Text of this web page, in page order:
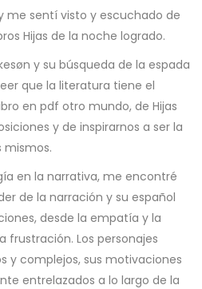
sentí visto y escuchado de
Hijas de la noche logrado.
y su búsqueda de la espada
que la literatura tiene el
en pdf otro mundo, de Hijas
y de inspirarnos a ser la
mismos.
en la narrativa, me encontré
de la narración y su español
desde la empatía y la
frustración. Los personajes
y complejos, sus motivaciones
entrelazados a lo largo de la